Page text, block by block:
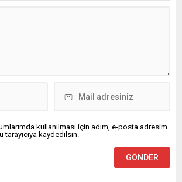
kullanılması için adım, e-posta adresim
kaydedilsin.